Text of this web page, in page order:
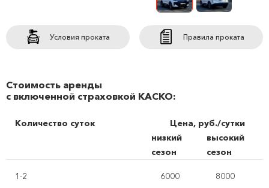
Условия проката Правила проката
Стоимость аренды
с включенной страховкой КАСКО:
Количество суток
Цена, руб./сутки
низкий
сезон
высокий
сезон
1-2 6000 8000